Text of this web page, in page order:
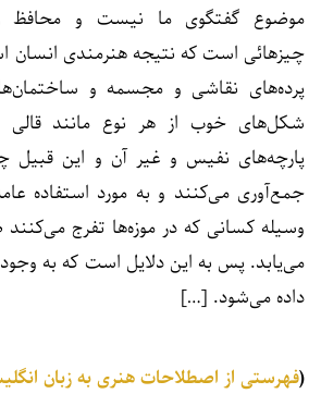
موضوع گفتگوی ما نیست و محافظ
چیزهائی است که نتیجه هنرمندی انسان
پرده‌های نقاشی و مجسمه و
شکل‌های خوب از هر نوع مانند
پارچه‌های نفیس و غیر آن و این قبیل
جمع‌آوری می‌کنند و به مورد استفاده
وسیله کسانی که در موزه‌ها تفرج
می‌یابد. پس به این دلایل است که به
داده می‌شود. […]
(فهرستی از اصطلاحات هنری به زبان